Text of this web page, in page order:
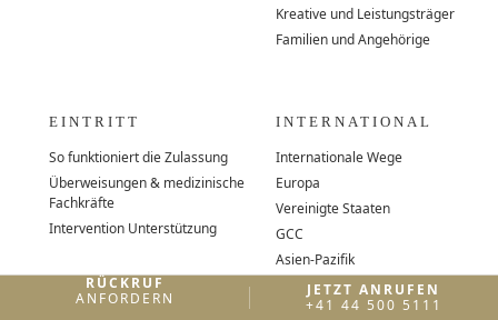
Kreative und Leistungsträger
Familien und Angehörige
EINTRITT
So funktioniert die Zulassung
Überweisungen & medizinische
Fachkräfte
Intervention Unterstützung
INTERNATIONAL
Internationale Wege
Europa
Vereinigte Staaten
GCC
Asien-Pazifik
RÜCKRUF
ANFORDERN
JETZT ANRUFEN
+41 44 500 5111